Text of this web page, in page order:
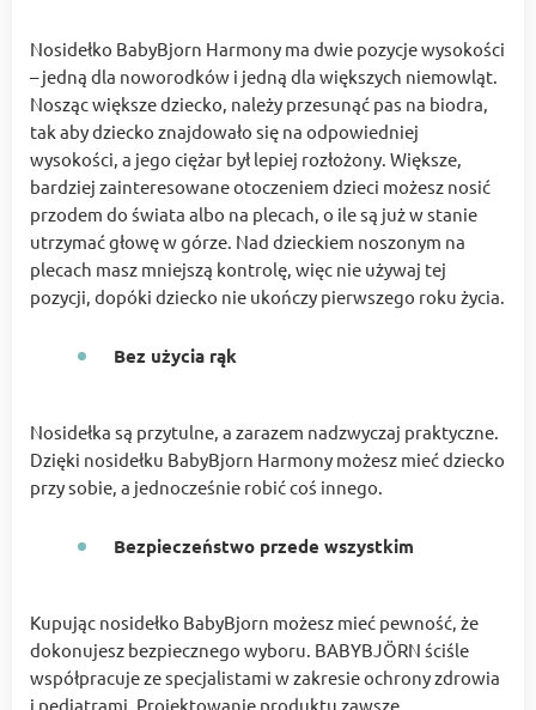
Nosidełko BabyBjorn Harmony ma dwie pozycje wysokości
– jedną dla noworodków i jedną dla większych niemowląt.
Nosząc większe dziecko, należy przesunąć pas na biodra,
tak aby dziecko znajdowało się na odpowiedniej
wysokości, a jego ciężar był lepiej rozłożony. Większe,
bardziej zainteresowane otoczeniem dzieci możesz nosić
przodem do świata albo na plecach, o ile są już w stanie
utrzymać głowę w górze. Nad dzieckiem noszonym na
plecach masz mniejszą kontrolę, więc nie używaj tej
pozycji, dopóki dziecko nie ukończy pierwszego roku życia.
Bez użycia rąk
Nosidełka są przytulne, a zarazem nadzwyczaj praktyczne.
Dzięki nosidełku BabyBjorn Harmony możesz mieć dziecko
przy sobie, a jednocześnie robić coś innego.
Bezpieczeństwo przede wszystkim
Kupując nosidełko BabyBjorn możesz mieć pewność, że
dokonujesz bezpiecznego wyboru. BABYBJÖRN ściśle
współpracuje ze specjalistami w zakresie ochrony zdrowia
i pediatrami. Projektowanie produktu zawsze